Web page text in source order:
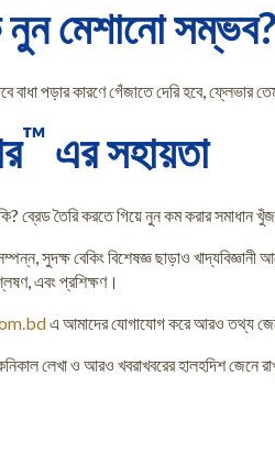
নুন মেশানো সম্ভব?
বাধা পড়ার কারণে গেঁজাতে দেরি হবে, ফ্লেভার
™ এর সহায়তা
ব্রেড তৈরি করতে গিয়ে নুন কম করার সমাধান
সুদক্ষ বেকিং বিশেষজ্ঞ ছাড়াও খাদ্যবিজ্ঞানী
এবং প্রশিক্ষণ।
এ আমাদের যোগাযোগ করে আরও তথ্য
লেখা ও আরও খবরাখবরের হালহদিশ জেনে